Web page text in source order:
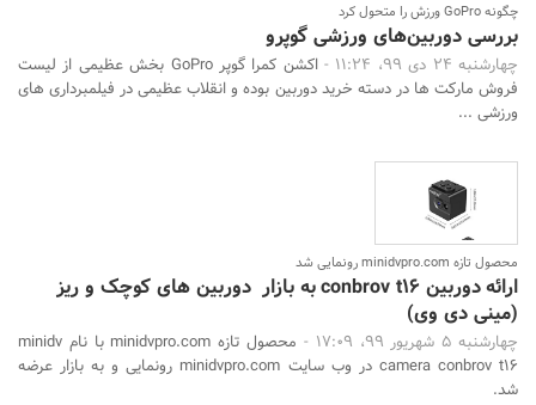
چگونه GoPro ورزش را متحول کرد
بررسی دوربین‌های ورزشی گوپرو
چهارشنبه 24 دی 99، 11:24 -
اکشن کمرا گوپر GoPro بخش عظیمی از لیست
فروش مارکت ها در دسته خرید دوربین بوده و انقلاب عظیمی در فیلمبرداری های
ورزشی ...
محصول تازه minidvpro.com رونمایی شد
ارائه دوربین conbrov t16 به بازار دوربین های کوچک و ریز
(مینی دی وی)
چهارشنبه 5 شهریور 99، 17:09 -
محصول تازه minidvpro.com با نام minidv
camera conbrov t16 در وب سایت minidvpro.com رونمایی و به بازار عرضه
شد.